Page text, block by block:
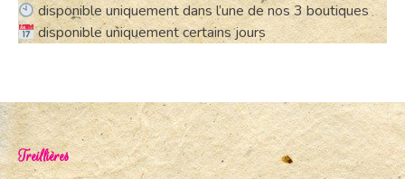
disponible uniquement dans l’une de nos 3 boutiques
disponible uniquement certains jours
Treillières